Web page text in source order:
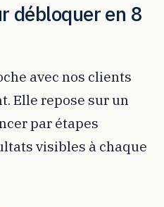
débloquer en 8
avec nos clients
Elle repose sur un
par étapes
visibles à chaque